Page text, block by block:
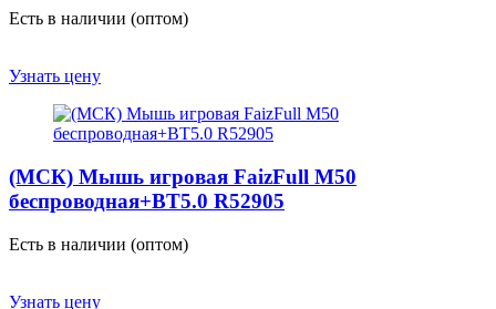
Есть в наличии (оптом)
Узнать цену
(МСК) Мышь игровая FaizFull M50
беспроводная+BT5.0 R52905
Есть в наличии (оптом)
Узнать цену